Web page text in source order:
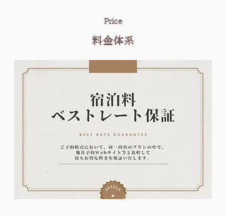
Price
​料金体系